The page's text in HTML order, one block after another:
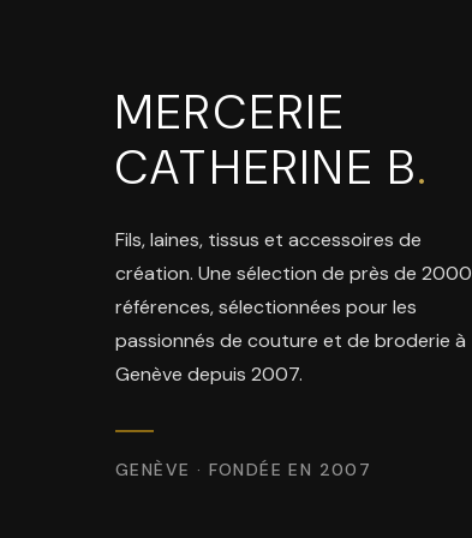
MERCERIE
CATHERINE B.
Fils, laines, tissus et accessoires de
création. Une sélection de près de 2000
références, sélectionnées pour les
passionnés de couture et de broderie à
Genève depuis 2007.
GENÈVE · FONDÉE EN 2007